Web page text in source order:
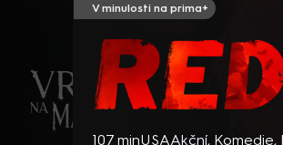
V minulosti na prima+
Red
107 minUSAAkční, Komedie,